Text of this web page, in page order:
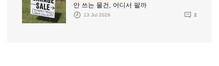
안 쓰는 물건, 어디서 팔까
13 Jul 2026 2